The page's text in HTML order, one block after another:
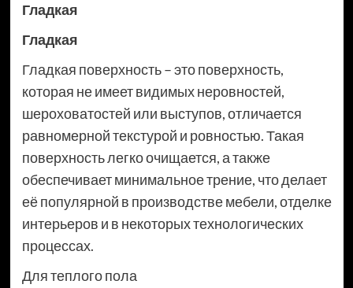
Гладкая
Гладкая
Гладкая поверхность – это поверхность,
которая не имеет видимых неровностей,
шероховатостей или выступов, отличается
равномерной текстурой и ровностью. Такая
поверхность легко очищается, а также
обеспечивает минимальное трение, что делает
её популярной в производстве мебели, отделке
интерьеров и в некоторых технологических
процессах.
Для теплого пола